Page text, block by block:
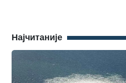
Најчитаније